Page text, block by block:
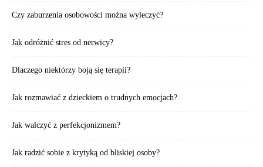
Czy zaburzenia osobowości można wyleczyć?
Jak odróżnić stres od nerwicy?
Dlaczego niektórzy boją się terapii?
Jak rozmawiać z dzieckiem o trudnych emocjach?
Jak walczyć z perfekcjonizmem?
Jak radzić sobie z krytyką od bliskiej osoby?